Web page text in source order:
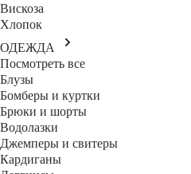
Вискоза
Хлопок
ОДЕЖДА
Посмотреть все
Блузы
Бомберы и куртки
Брюки и шорты
Водолазки
Джемперы и свитеры
Кардиганы